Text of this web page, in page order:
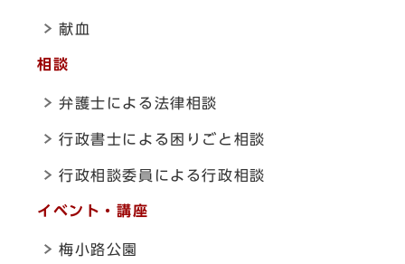
献血
相談
弁護士による法律相談
行政書士による困りごと相談
行政相談委員による行政相談
イベント・講座
梅小路公園